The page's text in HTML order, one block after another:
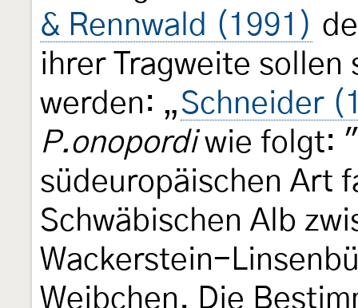
& Rennwald (1991)
ihrer Tragweite
werden: „Schneider
P.onopordiwie folgt:
südeuropäischen Art
Schwäbischen Alb
Wackerstein-
Weibchen. Die